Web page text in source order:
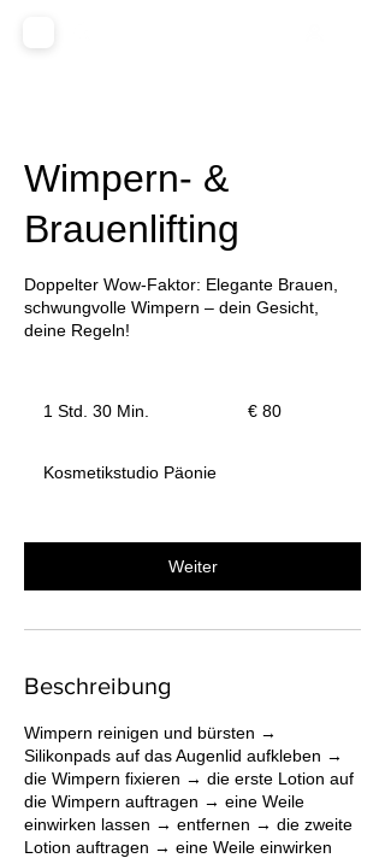
Wimpern- &
Brauenlifting
Doppelter Wow-Faktor: Elegante Brauen,
schwungvolle Wimpern – dein Gesicht,
deine Regeln!
1 Std. 30 Min.
d
M
n
€ 80
Kosmetikstudio Päonie
Weiter
Beschreibung
Wimpern reinigen und bürsten →
Silikonpads auf das Augenlid aufkleben →
die Wimpern fixieren → die erste Lotion auf
die Wimpern auftragen → eine Weile
einwirken lassen → entfernen → die zweite
Lotion auftragen → eine Weile einwirken